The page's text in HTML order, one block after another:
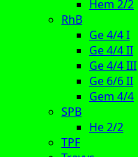
Hem 2/2
RhB
Ge 4/4 I
Ge 4/4 II
Ge 4/4 III
Ge 6/6 II
Gem 4/4
SPB
He 2/2
TPF